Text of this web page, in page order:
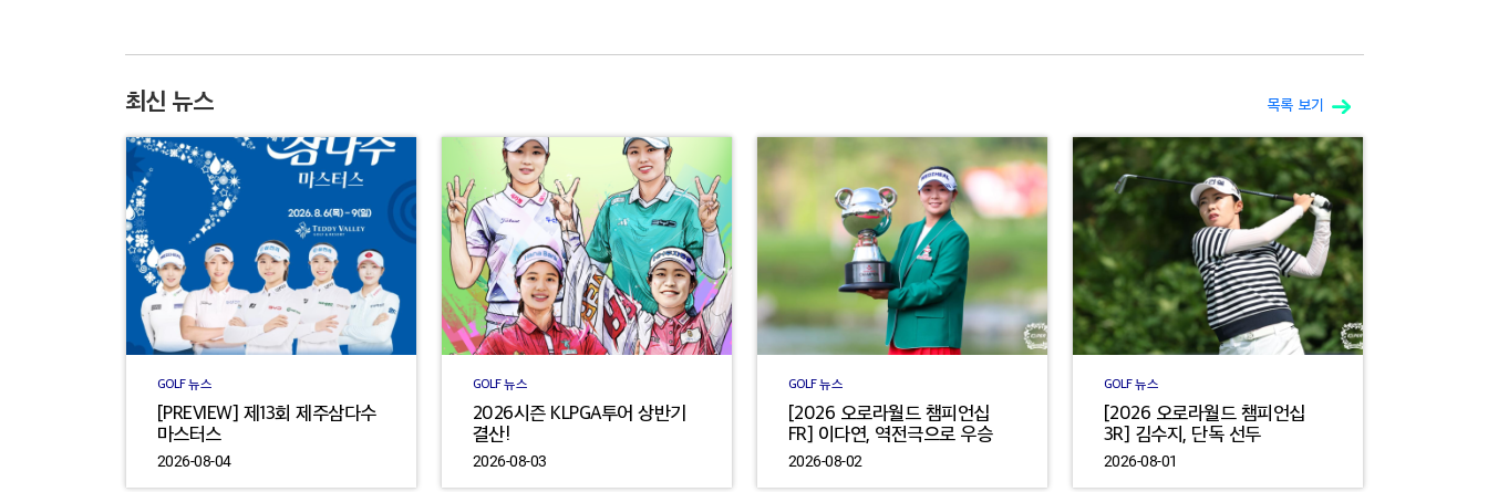
최신 뉴스 목록 보기
GOLF 뉴스
[PREVIEW] 제13회 제주삼다수
마스터스
2026-08-04
GOLF 뉴스
2026시즌 KLPGA투어 상반기
결산!
2026-08-03
GOLF 뉴스
[2026 오로라월드 챔피언십
FR] 이다연, 역전극으로 우승
2026-08-02
GOLF 뉴스
[2026 오로라월드 챔피언십
3R] 김수지, 단독 선두
2026-08-01